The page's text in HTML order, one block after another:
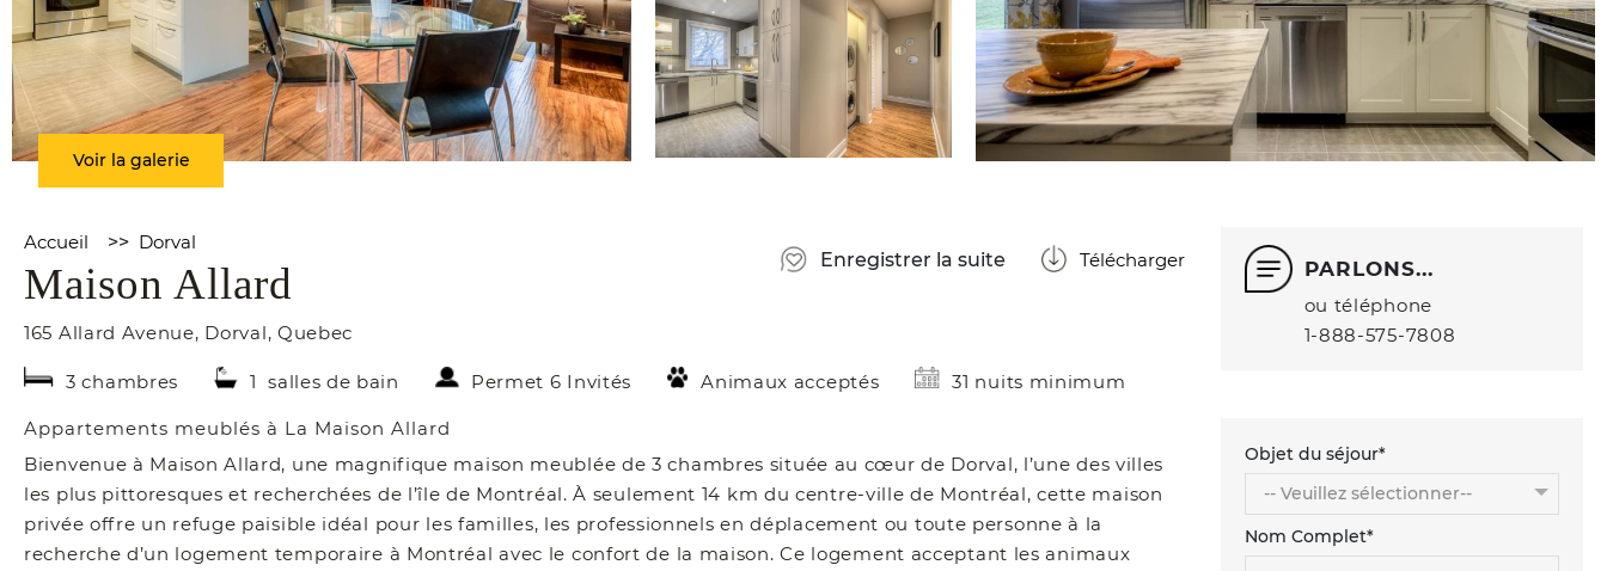
Voir la galerie
Accueil >> Dorval
Maison Allard
165 Allard Avenue, Dorval, Quebec
Enregistrer la suite Télécharger
3 chambres 1 salles de bain Permet 6 Invités Animaux acceptés 31 nuits minimum
Appartements meublés à La Maison Allard
Bienvenue à Maison Allard, une magnifique maison meublée de 3 chambres située au cœur de Dorval, l’une des villes
les plus pittoresques et recherchées de l’île de Montréal. À seulement 14 km du centre-ville de Montréal, cette maison
privée offre un refuge paisible idéal pour les familles, les professionnels en déplacement ou toute personne à la
recherche d’un logement temporaire à Montréal avec le confort de la maison. Ce logement acceptant les animaux
PARLONS...
ou téléphone
1‑888‑575‑7808
Objet du séjour*
Nom Complet*